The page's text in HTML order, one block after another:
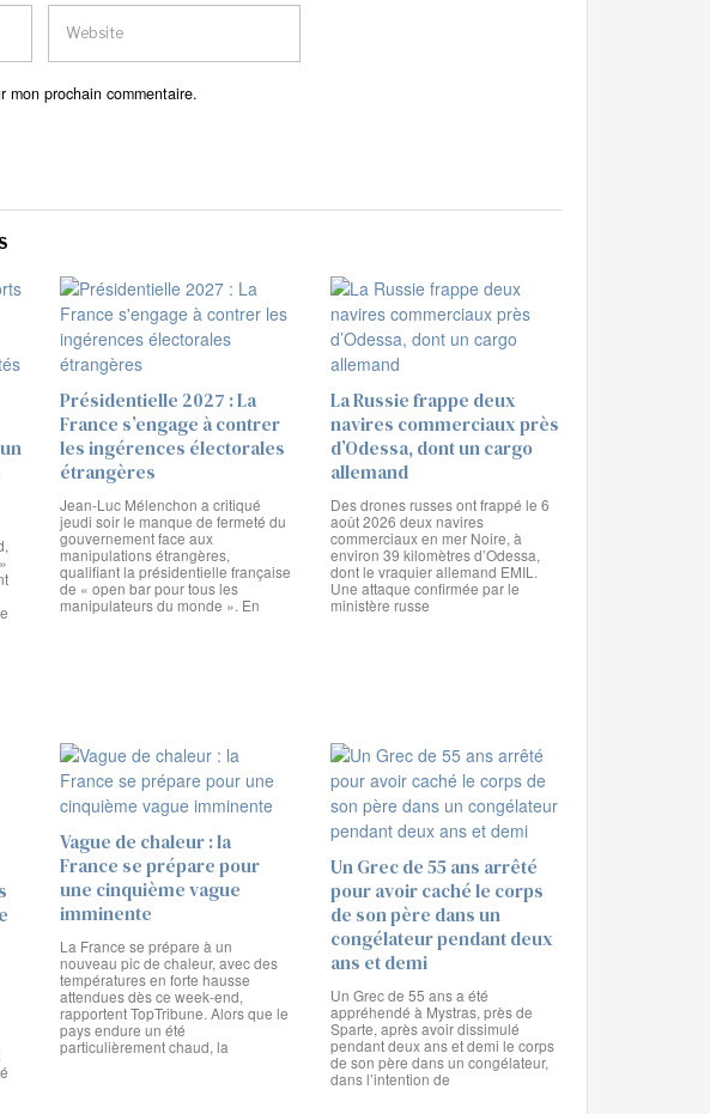
mon prochain commentaire.
Présidentielle 2027 : La
France s’engage à contrer
les ingérences électorales
étrangères
Jean-Luc Mélenchon a critiqué
jeudi soir le manque de fermeté du
gouvernement face aux
manipulations étrangères,
qualifiant la présidentielle française
de « open bar pour tous les
manipulateurs du monde ». En
La Russie frappe deux
navires commerciaux près
d’Odessa, dont un cargo
allemand
Des drones russes ont frappé le 6
août 2026 deux navires
commerciaux en mer Noire, à
environ 39 kilomètres d’Odessa,
dont le vraquier allemand EMIL.
Une attaque confirmée par le
ministère russe
Vague de chaleur : la
France se prépare pour
une cinquième vague
imminente
La France se prépare à un
nouveau pic de chaleur, avec des
températures en forte hausse
attendues dès ce week-end,
rapportent TopTribune. Alors que le
pays endure un été
particulièrement chaud, la
Un Grec de 55 ans arrêté
pour avoir caché le corps
de son père dans un
congélateur pendant deux
ans et demi
Un Grec de 55 ans a été
appréhendé à Mystras, près de
Sparte, après avoir dissimulé
pendant deux ans et demi le corps
de son père dans un congélateur,
dans l’intention de